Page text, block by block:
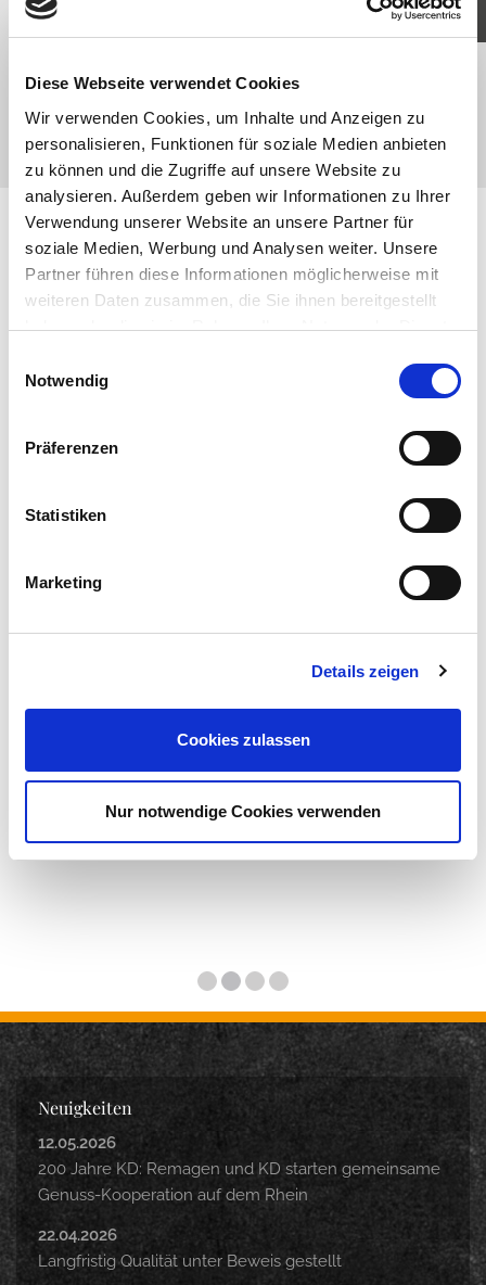
Diese Webseite verwendet Cookies
Wir verwenden Cookies, um Inhalte und Anzeigen zu
personalisieren, Funktionen für soziale Medien anbieten
zu können und die Zugriffe auf unsere Website zu
analysieren. Außerdem geben wir Informationen zu Ihrer
Verwendung unserer Website an unsere Partner für
soziale Medien, Werbung und Analysen weiter. Unsere
Partner führen diese Informationen möglicherweise mit
weiteren Daten zusammen, die Sie ihnen bereitgestellt
haben oder die sie im Rahmen Ihrer Nutzung der Dienste
Cookies, wenn Sie unsere Webseite weiterhin nutzen.
Notwendig
Präferenzen
Statistiken
Marketing
Details zeigen
Cookies zulassen
Nur notwendige Cookies verwenden
Neuigkeiten
12.05.2026
200 Jahre KD: Remagen und KD starten gemeinsame
Genuss-Kooperation auf dem Rhein
22.04.2026
Langfristig Qualität unter Beweis gestellt
JETZT BEWERBEN